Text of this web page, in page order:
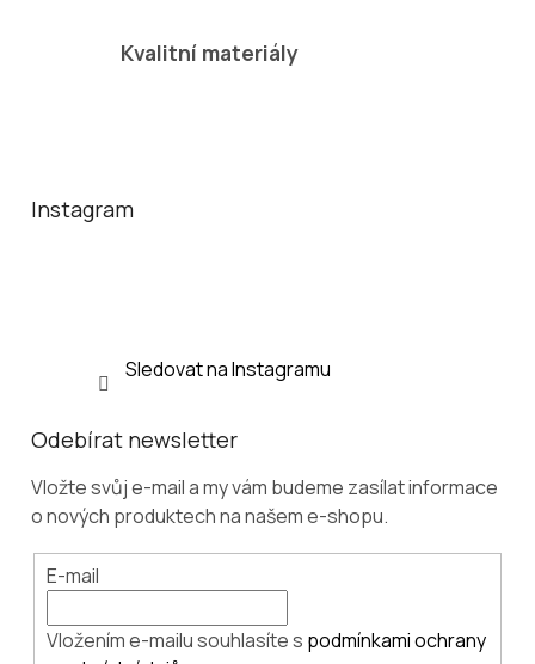
Kvalitní materiály
Instagram
Sledovat na Instagramu
Odebírat newsletter
Vložte svůj e-mail a my vám budeme zasílat informace
o nových produktech na našem e-shopu.
E-mail
Vložením e-mailu souhlasíte s podmínkami ochrany